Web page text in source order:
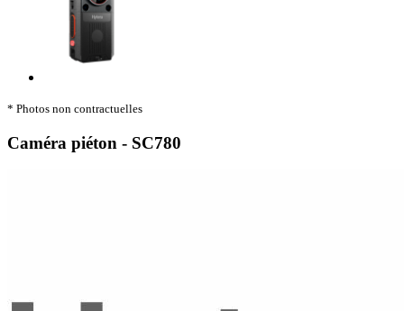
* Photos non contractuelles
Caméra piéton - SC780